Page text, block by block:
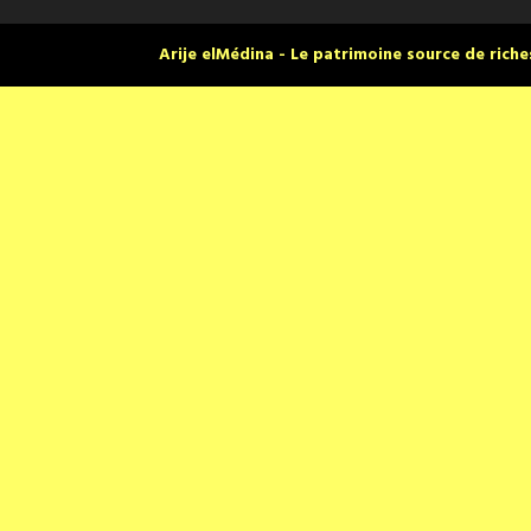
Arije elMédina - Le patrimoine source de